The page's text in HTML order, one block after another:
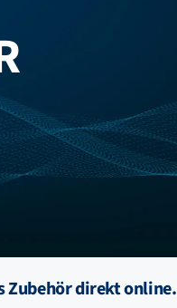
Zubehör direkt online.